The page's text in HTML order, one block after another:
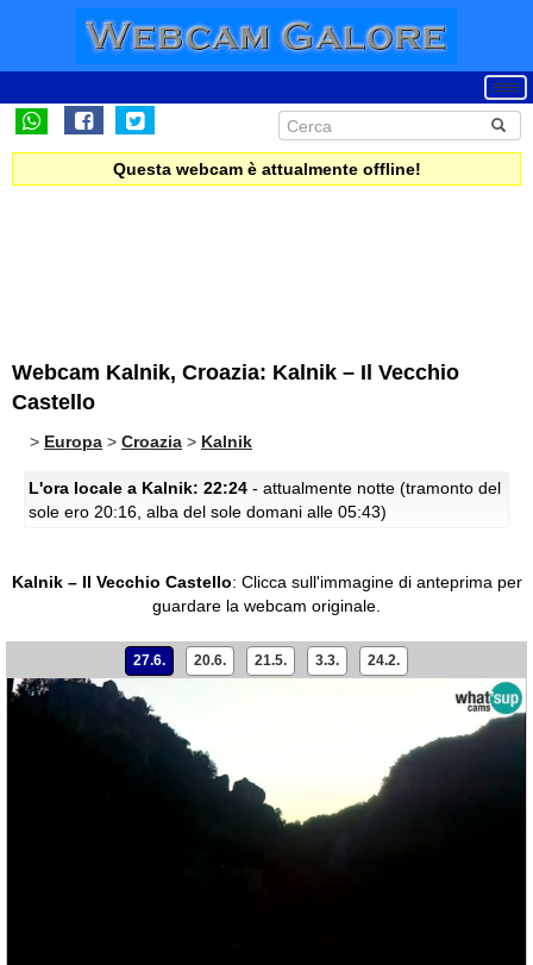
Questa webcam è attualmente offline!
Webcam Kalnik, Croazia: Kalnik – Il Vecchio
Castello
> Europa > Croazia > Kalnik
L'ora locale a Kalnik: 22:24 - attualmente notte (tramonto del
sole ero 20:16, alba del sole domani alle 05:43)
Kalnik – Il Vecchio Castello: Clicca sull'immagine di anteprima per
guardare la webcam originale.
27.6. 20.6. 21.5. 3.3. 24.2.